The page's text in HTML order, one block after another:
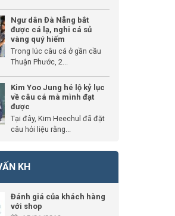
Ngư dân Đà Nẵng bắt
được cá lạ, nghi cá sủ
vàng quý hiếm
Trong lúc câu cá ở gần cầu
Thuận Phước, 2...
Kim Yoo Jung hé lộ kỷ lục
về câu cá mà mình đạt
được
Tại đây, Kim Heechul đã đặt
câu hỏi liệu rằng...
KH
Đánh giá của khách hàng
với shop